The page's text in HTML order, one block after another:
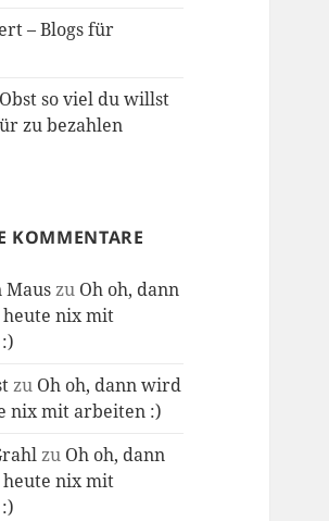
– Blogs für
so viel du willst
zu bezahlen
KOMMENTARE
Mauszu Oh oh, dann
nix mit
zu Oh oh, dann wird
nix mit arbeiten :)
zu Oh oh, dann
nix mit